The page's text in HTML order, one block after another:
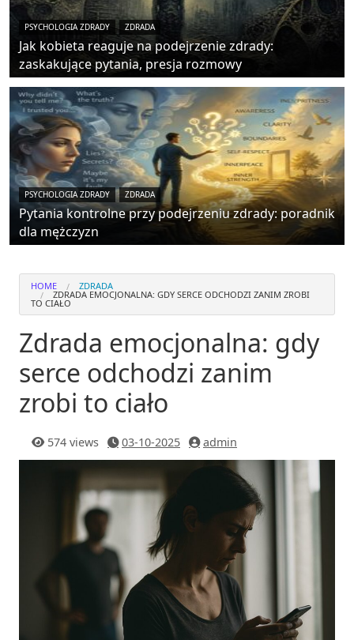
PSYCHOLOGIA ZDRADY ZDRADA
Jak kobieta reaguje na podejrzenie zdrady:
zaskakujące pytania, presja rozmowy
PSYCHOLOGIA ZDRADY ZDRADA
Pytania kontrolne przy podejrzeniu zdrady: poradnik
dla mężczyzn
HOME ZDRADA
ZDRADA EMOCJONALNA: GDY SERCE ODCHODZI ZANIM ZROBI
TO CIAŁO
Zdrada emocjonalna: gdy
serce odchodzi zanim
zrobi to ciało
574 views 03-10-2025 admin